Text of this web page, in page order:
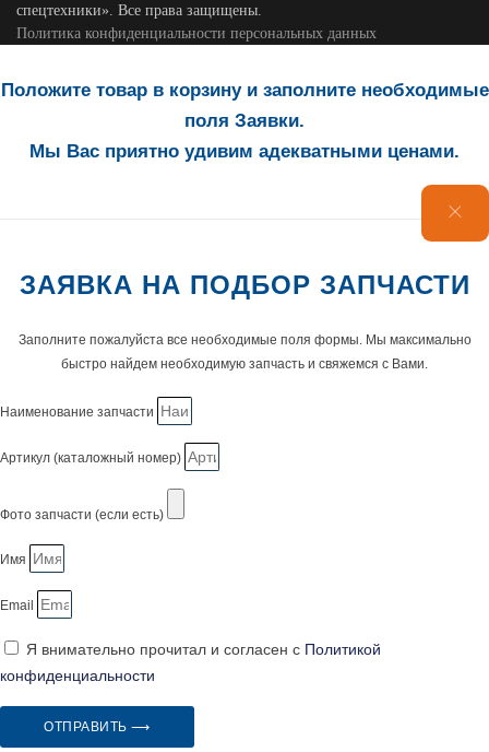
спецтехники». Все права защищены.
Политика конфиденциальности персональных данных
Положите товар в корзину и заполните необходимые
поля Заявки.
Мы Вас приятно удивим адекватными ценами.
ЗАЯВКА НА ПОДБОР ЗАПЧАСТИ
Заполните пожалуйста все необходимые поля формы. Мы максимально
быстро найдем необходимую запчасть и свяжемся с Вами.
Наименование запчасти
Артикул (каталожный номер)
Фото запчасти (если есть)
Имя
Email
Я внимательно прочитал и согласен с Политикой
конфиденциальности
ОТПРАВИТЬ ⟶